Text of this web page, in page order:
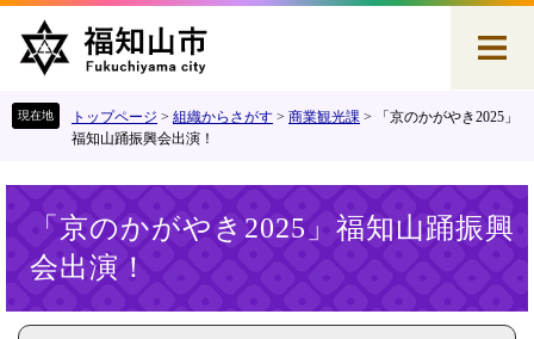
す
し
トップページ > 組織からさがす > 商業観光課 >
「京のかがやき2025」
福知山踊振興会出演！
「京のかがやき2025」福知山踊振興
会出演！